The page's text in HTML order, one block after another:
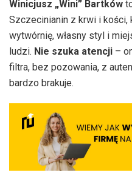
Winicjusz „Wini” Bartków
Szczecinianin z krwi i kości,
wytwórnię, własny styl i
ludzi. Nie szuka atencji –
filtra, bez pozowania, z
bardzo brakuje.